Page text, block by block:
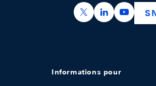
https://x.com/
https://
Informations pour